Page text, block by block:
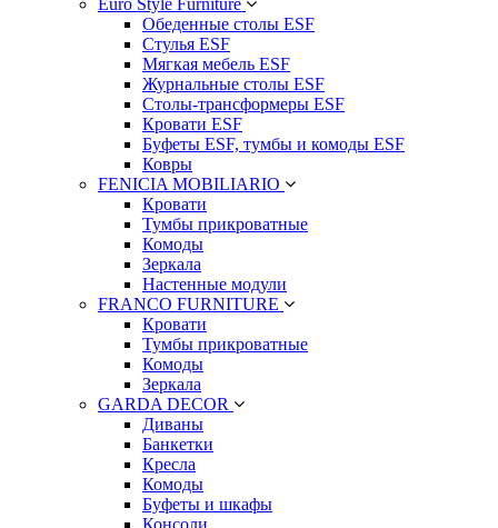
Обеденные столы ESF
Стулья ESF
Мягкая мебель ESF
Журнальные столы ESF
Столы-трансформеры ESF
Кровати ESF
Буфеты ESF, тумбы и комоды ESF
Ковры
FENICIA MOBILIARIO
Кровати
Тумбы прикроватные
Комоды
Зеркала
Настенные модули
FRANCO FURNITURE
Кровати
Тумбы прикроватные
Комоды
Зеркала
GARDA DECOR
Диваны
Банкетки
Кресла
Комоды
Буфеты и шкафы
Консоли